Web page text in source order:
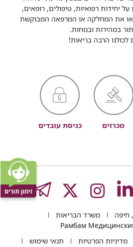
יחידות רפואיות, טיפולים, רופאים,
את המחלקה או המרפאה המבוקשת
במהירות ובנוחות.
הרבה בריאות!
מכרזים כניסת עובדים
לעמוד
לעמוד
של
לעמוד
של
משרד הבריאות
Рамбам
מדיניות הפרטיות תנאי שימוש